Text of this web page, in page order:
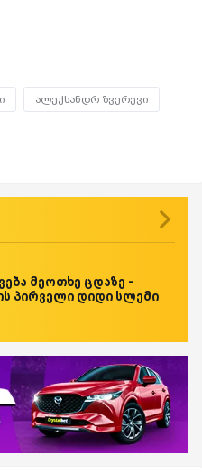
ალექსანდრ ზვერევი
მეოთხე ცდაზე -
პირველი დიდი სლემი